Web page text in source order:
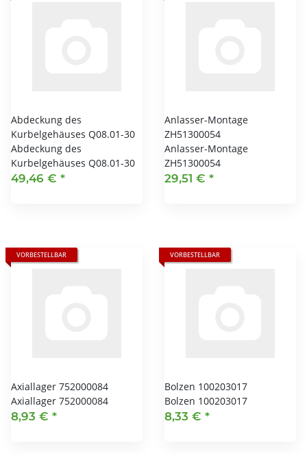
Abdeckung des
Kurbelgehäuses Q08.01-30
Abdeckung des
Kurbelgehäuses Q08.01-30
49,46 € *
Anlasser-Montage
ZH51300054
Anlasser-Montage
ZH51300054
29,51 € *
VORBESTELLBAR
Axiallager 752000084
Axiallager 752000084
8,93 € *
VORBESTELLBAR
Bolzen 100203017
Bolzen 100203017
8,33 € *